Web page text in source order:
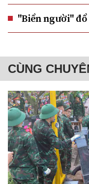
"Biển người"
CÙNG